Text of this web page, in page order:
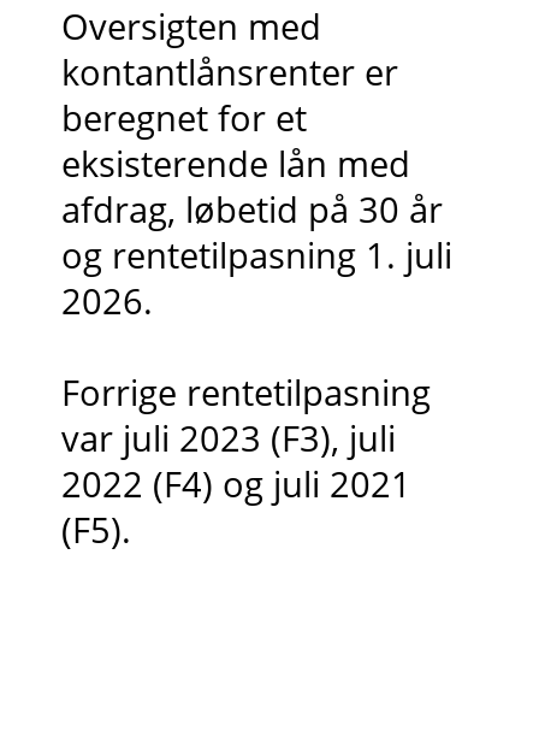
Oversigten med
kontantlånsrenter er
beregnet for et
eksisterende lån med
afdrag, løbetid på 30 år
og rentetilpasning 1. juli
2026.
Forrige rentetilpasning
var juli 2023 (F3), juli
2022 (F4) og juli 2021
(F5).